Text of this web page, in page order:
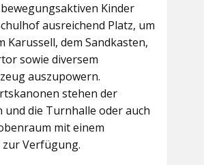
Kinder
ausreichend Platz, um
Karussell, dem Sandkasten,
sowie diversem
auszupowern.
stehen der
und die Turnhalle oder auch
mit einem
Verfügung.